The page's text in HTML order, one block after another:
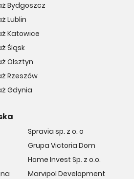
Bydgoszcz
Lublin
Katowice
Śląsk
Olsztyn
Rzeszów
Gdynia
Spravia sp. z o. o
Grupa Victoria Dom
Home Invest Sp. z o.o.
Marvipol Development